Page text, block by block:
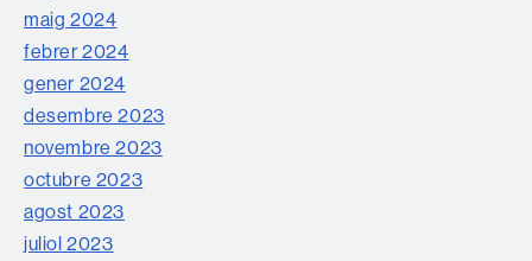
maig 2024
febrer 2024
gener 2024
desembre 2023
novembre 2023
octubre 2023
agost 2023
juliol 2023